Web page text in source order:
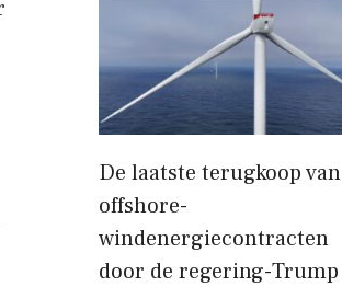
De laatste terugkoop van
offshore-
windenergiecontracten
door de regering-Trump